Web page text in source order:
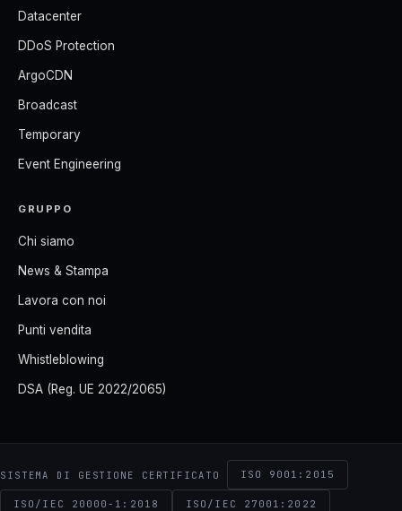
Datacenter
DDoS Protection
ArgoCDN
Broadcast
Temporary
Event Engineering
GRUPPO
Chi siamo
News & Stampa
Lavora con noi
Punti vendita
Whistleblowing
DSA (Reg. UE 2022/2065)
SISTEMA DI GESTIONE CERTIFICATO ISO 9001:2015
ISO/IEC 20000-1:2018 ISO/IEC 27001:2022